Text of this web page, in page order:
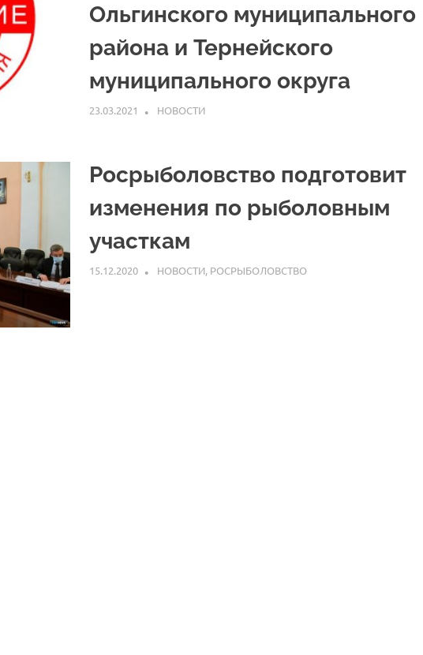
Ольгинского муниципального
района и Тернейского
муниципального округа
23.03.2021 ARPP
НОВОСТИ
Росрыболовство подготовит
изменения по рыболовным
участкам
15.12.2020 ARPP
НОВОСТИ, РОСРЫБОЛОВСТВО